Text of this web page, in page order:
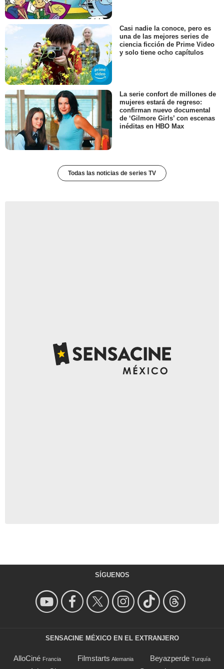
Casi nadie la conoce, pero es
una de las mejores series de
ciencia ficción de Prime Video
y solo tiene ocho capítulos
La serie confort de millones de
mujeres estará de regreso:
confirman nuevo documental
de ‘Gilmore Girls’ con escenas
inéditas en HBO Max
Todas las noticias de series TV
SÍGUENOS
SENSACINE MÉXICO EN EL EXTRANJERO
AlloCiné Francia Filmstarts Alemania Beyazperde Turquía